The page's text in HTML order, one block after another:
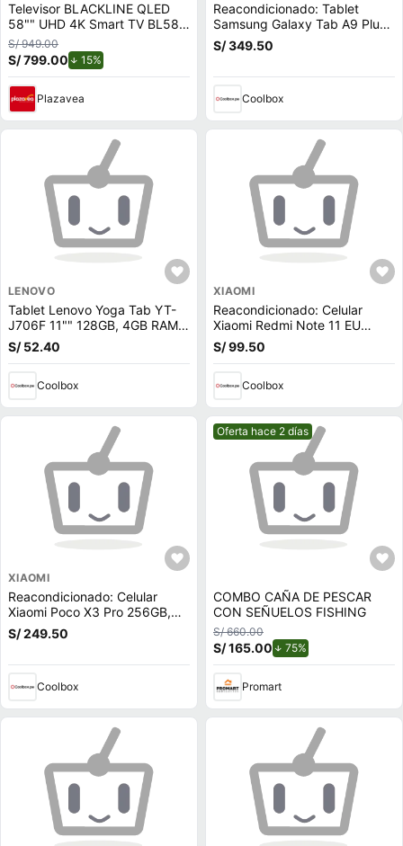
Televisor BLACKLINE QLED
58"" UHD 4K Smart TV BL58-
T8000QD
S/ 949.00
S/ 799.00 15%
Plazavea
Reacondicionado: Tablet
Samsung Galaxy Tab A9 Plus
11"" 64GB, 4GB RAM, cámara
principal 8MP y frontal 5MP,
S/ 349.50
Coolbox
LENOVO
Tablet Lenovo Yoga Tab YT-
J706F 11"" 128GB, 4GB RAM,
cámara principal 8MP y frontal
8MP (reempacado)
S/ 52.40
Coolbox
XIAOMI
Reacondicionado: Celular
Xiaomi Redmi Note 11 EU
128GB, 4GB RAM, cámara
trasera 50MP y frontal 13MP,
S/ 99.50
Coolbox
XIAOMI
Reacondicionado: Celular
Xiaomi Poco X3 Pro 256GB,
8GB RAM, cámara trasera
48MP y frontal 20MP, 6.67"",
S/ 249.50
Coolbox
Mejor precio.
Oferta hace 2 días
COMBO CAÑA DE PESCAR
CON SEÑUELOS FISHING
S/ 660.00
S/ 165.00 75%
Promart